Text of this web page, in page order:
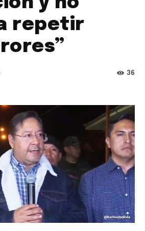
repetir
36